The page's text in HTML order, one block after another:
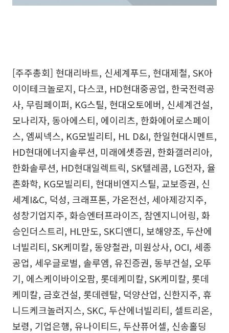
[주주총회] 현대리바트, 신세계푸드, 현대제철, SK아
이이테크놀로지, 다스코, HD현대중공업, 한국전력공
사, 무림페이퍼, KG스틸, 현대오토에버, 신세계건설,
모나리자, 동아에스티, 에이리츠, 한화에어로스페이
스, 엠씨넥스, KG모빌리티, HL D&I, 한일현대시멘트,
HD현대에너지솔루션, 미래에셋증권, 한화갤러리아,
한화솔루션, HD현대일렉트릭, SK텔레콤, LG전자, 율
촌화학, KG모빌리티, 현대비엔지스틸, 교보증권, 신
세계I&C, 덕성, 크래프톤, 가온전선, 세아제강지주,
성창기업지주, 화승엔터프라이즈, 참엔지니어링, 화
승인더스트리, HL만도, SK디앤디, 보해양조, 두산에
너빌리티, SK케미칼, 동양철관, 미원상사, OCI, 세종
공업, 세우글로벌, 솔루엠, 유진증권, 동부건설, 오뚜
기, 에스케이바이오팜, 롯데케미칼, SK케미칼, 롯데
케미칼, 금호건설, 롯데렌탈, 덕양산업, 신한지주, 휴
니드케크놀러지스, SKC, 두산에너빌리티, 셀트리온,
보령, 기업은행, 유나이티드, 두산퓨어셀, 신송홀딩